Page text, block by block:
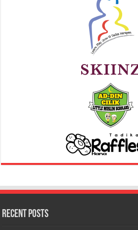
Recent Posts